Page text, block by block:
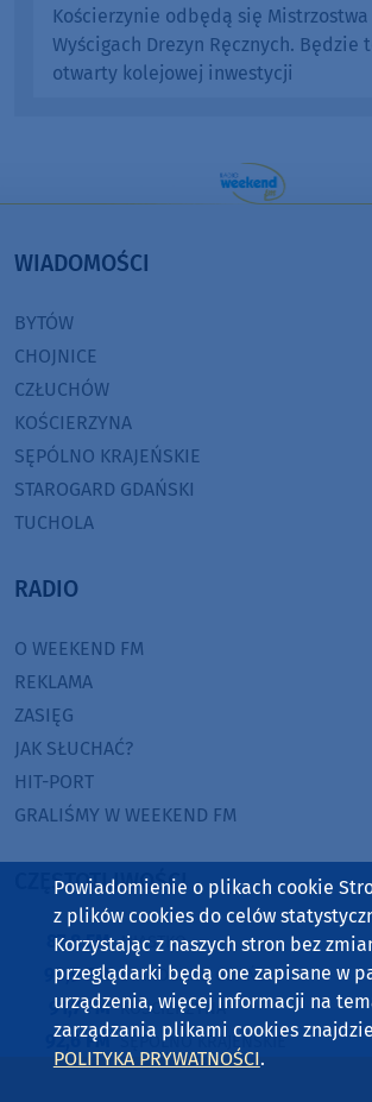
Kościerzynie odbędą się Mistrzostwa
Wyścigach Drezyn Ręcznych. Będzie
otwarty kolejowej inwestycji
WIADOMOŚCI
BYTÓW
CHOJNICE
CZŁUCHÓW
KOŚCIERZYNA
SĘPÓLNO KRAJEŃSKIE
STAROGARD GDAŃSKI
TUCHOLA
RADIO
O WEEKEND FM
REKLAMA
ZASIĘG
JAK SŁUCHAĆ?
HIT-PORT
GRALIŚMY W WEEKEND FM
CZĘSTOTLIWOŚCI
87,8 FM MIASTKO
90,9 FM STAROGARD GDAŃSKI
91,7 FM KOŚCIERZYNA
92,6 FM SĘPÓLNO KRAJEŃSKIE
99,3 FM
Powiadomienie o plikach cookie
z plików cookies do celów
Korzystając z naszych stron bez
przeglądarki będą one zapisane w
urządzenia, więcej informacji na
zarządzania plikami cookies
POLITYKA PRYWATNOŚCI.